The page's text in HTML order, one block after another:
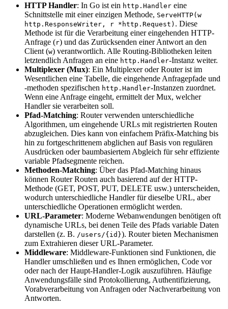
HTTP Handler: In Go ist ein http.Handler eine
Schnittstelle mit einer einzigen Methode, ServeHTTP(w
http.ResponseWriter, r *http.Request) . Diese
Methode ist für die Verarbeitung einer eingehenden HTTP-
Anfrage (r) und das Zurücksenden einer Antwort an den
Client (w) verantwortlich. Alle Routing-Bibliotheken leiten
letztendlich Anfragen an eine http.Handler-Instanz weiter.
Multiplexer (Mux): Ein Multiplexer oder Router ist im
Wesentlichen eine Tabelle, die eingehende Anfragepfade und
-methoden spezifischen http.Handler-Instanzen zuordnet.
Wenn eine Anfrage eingeht, ermittelt der Mux, welcher
Handler sie verarbeiten soll.
Pfad-Matching: Router verwenden unterschiedliche
Algorithmen, um eingehende URLs mit registrierten Routen
abzugleichen. Dies kann von einfachem Präfix-Matching bis
hin zu fortgeschrittenem abglichen auf Basis von regulären
Ausdrücken oder baumbasiertem Abgleich für sehr effiziente
variable Pfadsegmente reichen.
Methoden-Matching: Über das Pfad-Matching hinaus
können Router Routen auch basierend auf der HTTP-
Methode (GET, POST, PUT, DELETE usw.) unterscheiden,
wodurch unterschiedliche Handler für dieselbe URL, aber
unterschiedliche Operationen ermöglicht werden.
URL-Parameter: Moderne Webanwendungen benötigen oft
dynamische URLs, bei denen Teile des Pfads variable Daten
darstellen (z. B. /users/{id}). Router bieten Mechanismen
zum Extrahieren dieser URL-Parameter.
Middleware: Middleware-Funktionen sind Funktionen, die
Handler umschließen und es Ihnen ermöglichen, Code vor
oder nach der Haupt-Handler-Logik auszuführen. Häufige
Anwendungsfälle sind Protokollierung, Authentifizierung,
Vorabverarbeitung von Anfragen oder Nachverarbeitung von
Antworten.